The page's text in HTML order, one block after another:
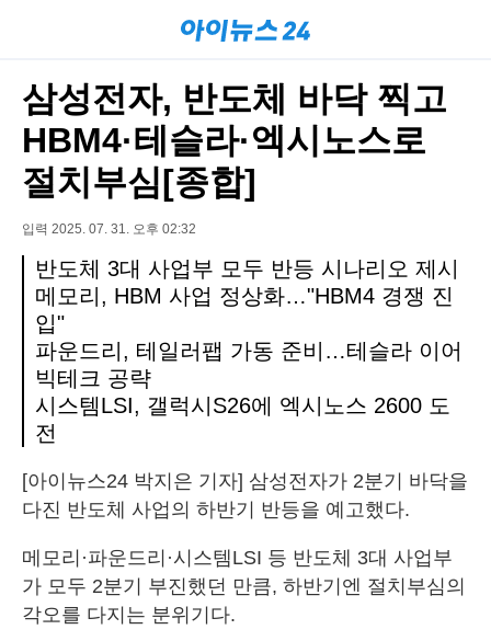
삼성전자, 반도체 바닥 찍고
HBM4·테슬라·엑시노스로
절치부심[종합]
입력 2025. 07. 31. 오후 02:32
반도체 3대 사업부 모두 반등 시나리오 제시
메모리, HBM 사업 정상화…"HBM4 경쟁 진
입"
파운드리, 테일러팹 가동 준비…테슬라 이어
빅테크 공략
시스템LSI, 갤럭시S26에 엑시노스 2600 도
전
[아이뉴스24 박지은 기자] 삼성전자가 2분기 바닥을
다진 반도체 사업의 하반기 반등을 예고했다.
메모리·파운드리·시스템LSI 등 반도체 3대 사업부
가 모두 2분기 부진했던 만큼, 하반기엔 절치부심의
각오를 다지는 분위기다.